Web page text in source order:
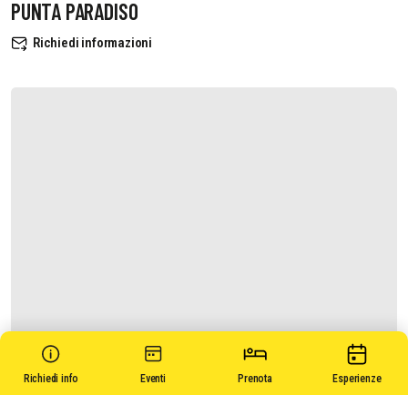
Richiedi info Eventi Prenota Esperienze
PUNTA PARADISO
Richiedi informazioni